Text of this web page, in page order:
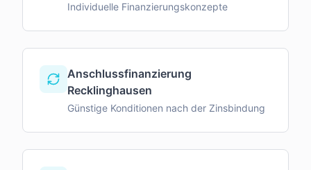
Individuelle Finanzierungskonzepte
Anschlussfinanzierung
Recklinghausen
Günstige Konditionen nach der Zinsbindung